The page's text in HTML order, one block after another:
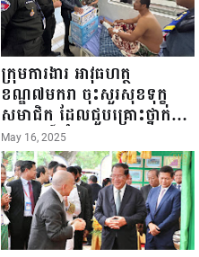
ក្រុមការងារ អាវុធហត្ថ
ខណ្ឌ៧មករា ចុះសួរសុខទុក្ខ
សមាជិក ដែលជួបគ្រោះថ្នាក់
ចរាចរណ៍ កំពុងសម្រាកព្យាបាល
នៅមន្ទីរពេទ្យ!
May 16, 2025